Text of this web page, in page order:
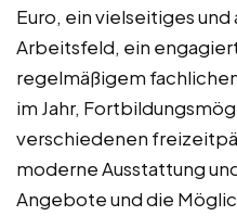
Euro, ein vielseitiges
Arbeitsfeld, ein
regelmäßigem
im Jahr,
verschiedenen
moderne Ausstattung
Angebote und die